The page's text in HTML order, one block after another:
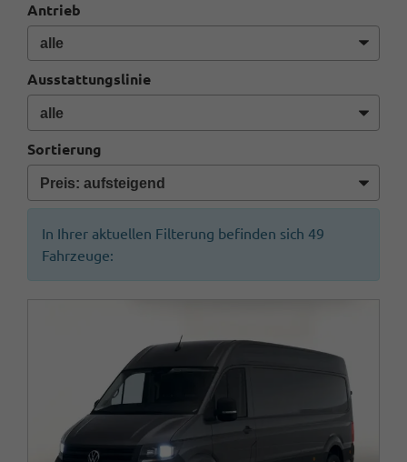
Antrieb
Ausstattungslinie
Sortierung
In Ihrer aktuellen Filterung befinden sich 49
Fahrzeuge: